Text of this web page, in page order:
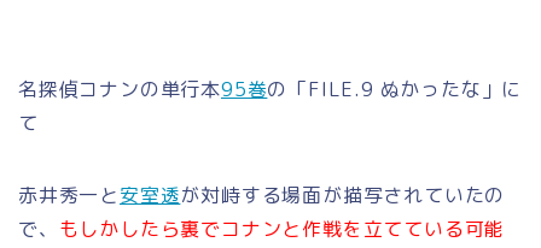
名探偵コナンの単行本95巻の「FILE.9 ぬかったな」に
て
赤井秀一と安室透が対峙する場面が描写されていたの
で、 もしかしたら裏でコナンと作戦を立てている可能